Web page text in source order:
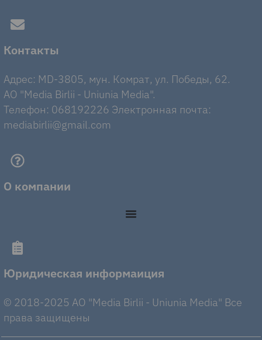
Контакты
Адрес: MD-3805, мун. Комрат, ул. Победы, 62.
AO "Media Birlii - Uniunia Media".
Телефон: 068192226 Электронная почта:
mediabirlii@gmail.com
О компании
Юридическая информаиция
© 2018-2025 AO "Media Birlii - Uniunia Media" Все
права защищены